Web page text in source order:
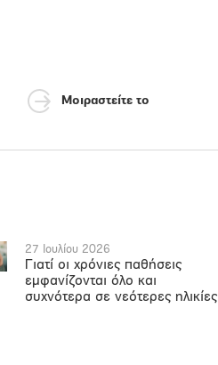
Μοιραστείτε το
27 Ιουλίου 2026
Γιατί οι χρόνιες παθήσεις
εμφανίζονται όλο και
συχνότερα σε νεότερες ηλικίες